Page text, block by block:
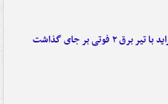
برق ۲ فوتی بر جای گذاشت